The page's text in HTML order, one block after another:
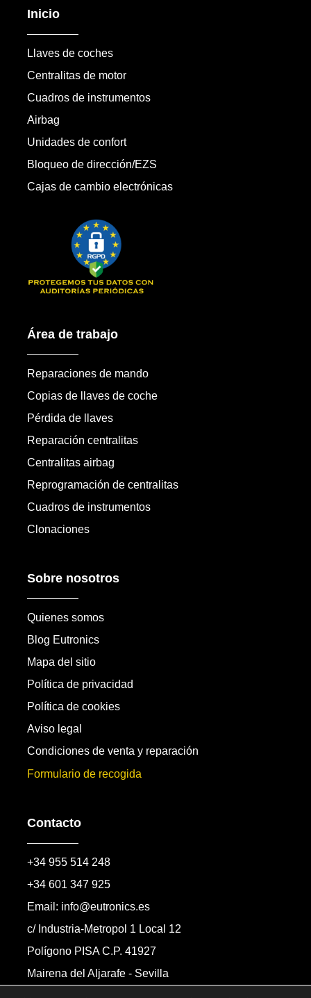
Inicio
Llaves de coches
Centralitas de motor
Cuadros de instrumentos
Airbag
Unidades de confort
Bloqueo de dirección/EZS
Cajas de cambio electrónicas
Área de trabajo
Reparaciones de mando
Copias de llaves de coche
Pérdida de llaves
Reparación centralitas
Centralitas airbag
Reprogramación de centralitas
Cuadros de instrumentos
Clonaciones
Sobre nosotros
Quienes somos
Blog Eutronics
Mapa del sitio
Política de privacidad
Política de cookies
Aviso legal
Condiciones de venta y reparación
Formulario de recogida
Contacto
+34 955 514 248
+34 601 347 925
Email: info@eutronics.es
c/ Industria-Metropol 1 Local 12
Polígono PISA C.P. 41927
Mairena del Aljarafe - Sevilla